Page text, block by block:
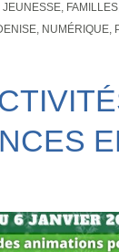
JEUNESSE, FAMILLES
, NUMÉRIQUE,